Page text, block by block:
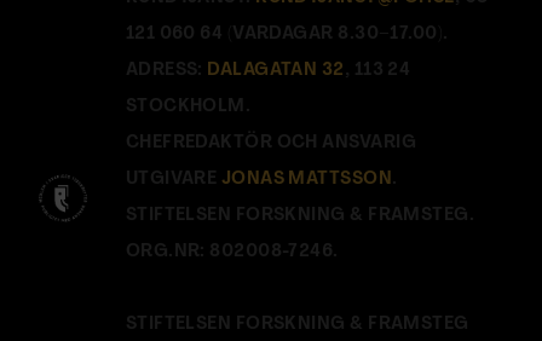
121 060 64 (VARDAGAR 8.30–17.00).
ADRESS: DALAGATAN 32 , 113 24
STOCKHOLM.
CHEFREDAKTÖR OCH ANSVARIG
UTGIVARE JONAS MATTSSON.
STIFTELSEN FORSKNING & FRAMSTEG.
ORG.NR: 802008-7246.
STIFTELSEN FORSKNING & FRAMSTEG